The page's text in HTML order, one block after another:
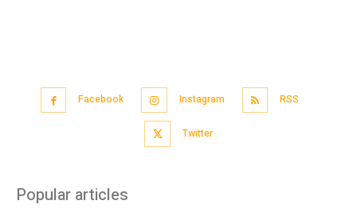
Facebook Instagram RSS
Twitter
Popular articles